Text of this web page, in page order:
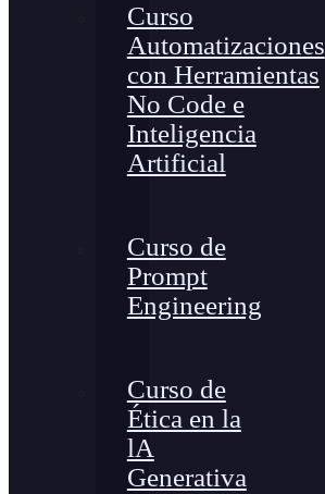
Curso
Automatizaciones
con Herramientas
No Code e
Inteligencia
Artificial
Curso de
Prompt
Engineering
Curso de
Ética en la
lA
Generativa